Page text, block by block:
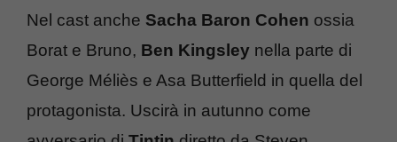
Nel cast anche Sacha Baron Cohen ossia
Borat e Bruno, Ben Kingsley nella parte di
George Méliès e Asa Butterfield in quella del
protagonista. Uscirà in autunno come